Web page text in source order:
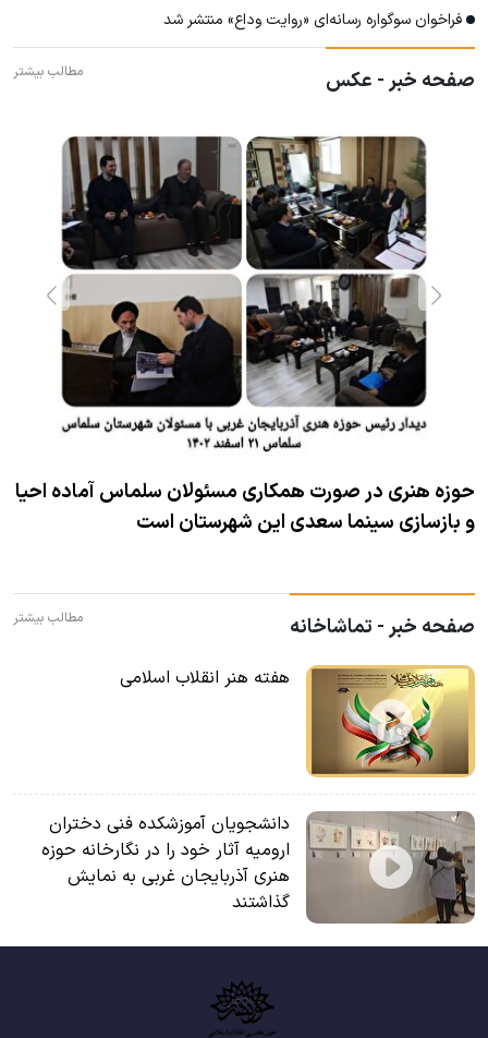
فراخوان سوگواره رسانه‌ای «روایت وداع» منتشر شد
صفحه خبر - عکس مطالب بیشتر
احیا حوزه هنری در صورت همکاری مسئولان سلماس آماده
و بازسازی سینما سعدی این شهرستان است
صفحه خبر - تماشاخانه مطالب بیشتر
هفته هنر انقلاب اسلامی
دانشجویان آموزشکده فنی دختران
ارومیه آثار خود را در نگارخانه حوزه
هنری آذربایجان غربی به نمایش
گذاشتند